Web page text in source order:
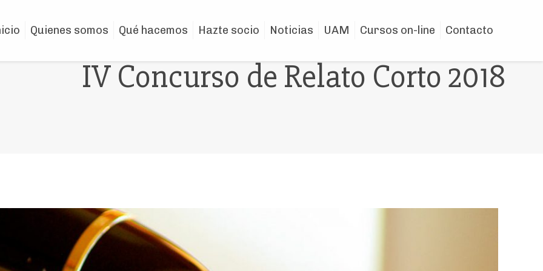
Quienes somos Qué hacemos Hazte socio Noticias UAM Cursos on-line Contacto
IV Concurso de Relato Corto 2018